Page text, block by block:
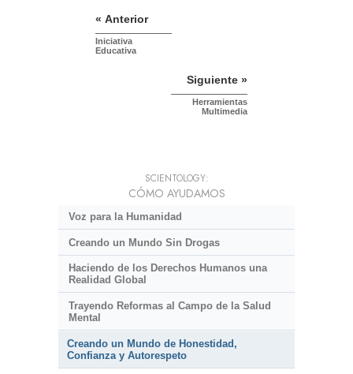
« Anterior
Iniciativa
Educativa
Siguiente »
Herramientas
Multimedia
SCIENTOLOGY:
CÓMO AYUDAMOS
Voz para la Humanidad
Creando un Mundo Sin Drogas
Haciendo de los Derechos Humanos una
Realidad Global
Trayendo Reformas al Campo de la Salud
Mental
Creando un Mundo de Honestidad,
Confianza y Autorespeto